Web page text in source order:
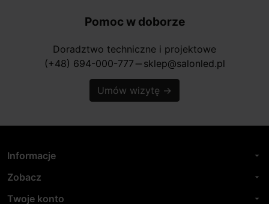
Pomoc w doborze
Doradztwo techniczne i projektowe
(+48) 694-000-777 horizontal_rule sklep@salonled.pl
Umów wizytę →
Informacje arrow_drop_down
Zobacz arrow_drop_down
Twoje konto arrow_drop_down